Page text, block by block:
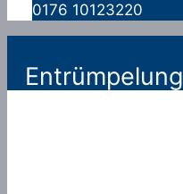
0176 10123220